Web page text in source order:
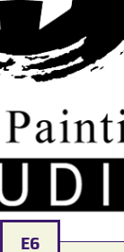
E6